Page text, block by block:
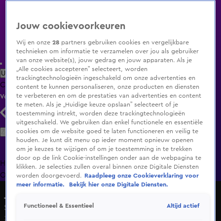
Uitzending Gemist Populaire programma's Zenders Genres
ClipsFilmsRadioSmart TV inlogShop
Volg KIJK
Zoeken
HomeUitzending Gemist Programma's De Bondgenoten
OranjezomerLivestreamsShop
Je Huis op Orde
Seizoen 1, aflevering 4
3 nov 2021, 21:30
Jouw cookievoorkeuren
Wij en onze28 partners gebruiken cookies en vergelijkbare
technieken om informatie te verzamelen over jou als gebruiker
van onze website(s), jouw gedrag en jouw apparaten. Als je
„Alle cookies accepteren” selecteert, worden
trackingtechnologieën ingeschakeld om onze advertenties en
content te kunnen personaliseren, onze producten en diensten
te verbeteren en om de prestaties van advertenties en content
te meten. Als je „Huidige keuze opslaan” selecteert of je
toestemming intrekt, worden deze trackingtechnologieën
uitgeschakeld. We gebruiken dan enkel functionele en essentiële
cookies om de website goed te laten functioneren en veilig te
houden. Je kunt dit menu op ieder moment opnieuw openen
om je keuzes te wijzigen of om je toestemming in te trekken
door op de link Cookie-instellingen onder aan de webpagina te
klikken. Je selecties zullen overal binnen onze Digitale Diensten
worden doorgevoerd.
Raadpleeg onze Cookieverklaring voor
meer informatie.
Bekijk hier onze Digitale Diensten.
Functioneel & Essentieel Altijd actief